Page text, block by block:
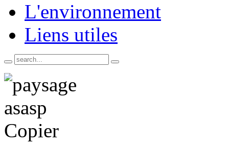
L'environnement
Liens utiles